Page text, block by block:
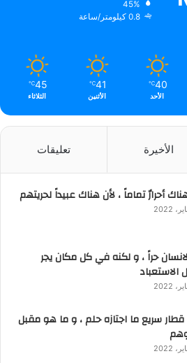
45%
0.8 كيلومتر/ساعة
40
℃
الأحد
41
℃
الأثنين
45
℃
الثلاثاء
الأخيرة تعليقات
أحرارٌ تماماً ، لأن هناك عبيداً لحريتهم
حراً ، و لكنه في كل مكان يجر
قطار سريع ما اجتازه حلم ، و ما هو مقبل